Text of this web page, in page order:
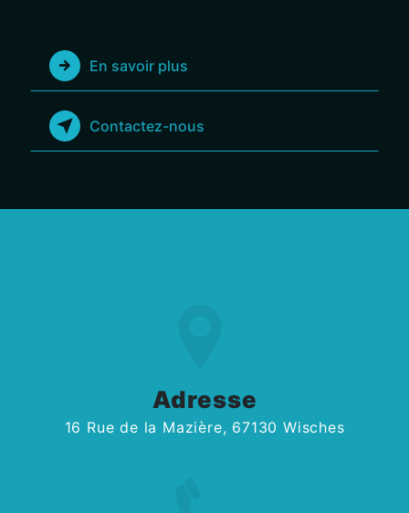
En savoir plus
Contactez-nous
Adresse
16 Rue de la Mazière, 67130 Wisches